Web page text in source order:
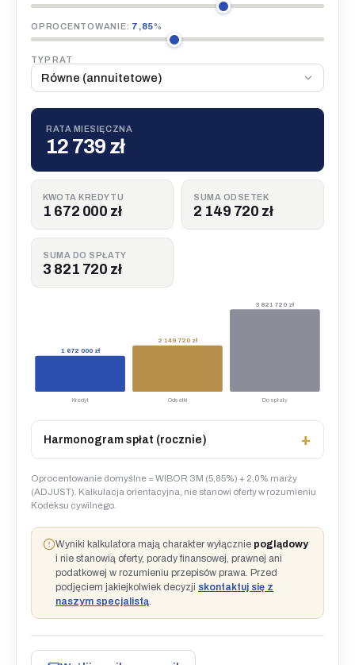
OPROCENTOWANIE: 7,85%
TYP RAT
RATA MIESIĘCZNA
12 739 zł
KWOTA KREDYTU
1 672 000 zł
SUMA ODSETEK
2 149 720 zł
SUMA DO SPŁATY
3 821 720 zł
1 672 000 zł
Kredyt
2 149 720 zł
Odsetki
3 821 720 zł
Do spłaty
Harmonogram spłat (rocznie)
Oprocentowanie domyślne = WIBOR 3M (5,85%) + 2,0% marży
(ADJUST). Kalkulacja orientacyjna, nie stanowi oferty w rozumieniu
Kodeksu cywilnego.
Wyniki kalkulatora mają charakter wyłącznie poglądowy
i nie stanowią oferty, porady finansowej, prawnej ani
podatkowej w rozumieniu przepisów prawa. Przed
podjęciem jakiejkolwiek decyzji skontaktuj się z
naszym specjalistą